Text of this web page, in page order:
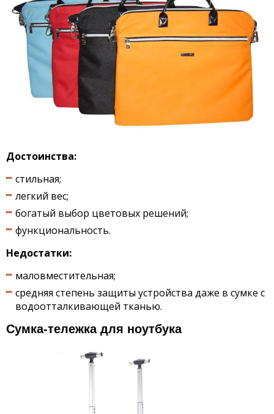
Достоинства:
стильная;
легкий вес;
богатый выбор цветовых решений;
функциональность.
Недостатки:
маловместительная;
средняя степень защиты устройства даже в сумке с
водоотталкивающей тканью.
Сумка-тележка для ноутбука